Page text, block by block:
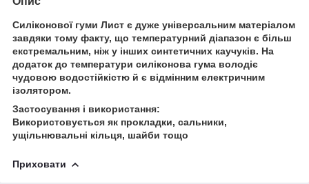
Силіконової гуми Лист є дуже універсальним матеріалом
завдяки тому факту, що температурний діапазон є більш
екстремальним, ніж у інших синтетичних каучуків. На
додаток до температури силіконова гума володіє
чудовою водостійкістю й є відмінним електричним
ізолятором.
Застосування і використання:
Використовується як прокладки, сальники,
ущільнювальні кільця, шайби тощо
Приховати